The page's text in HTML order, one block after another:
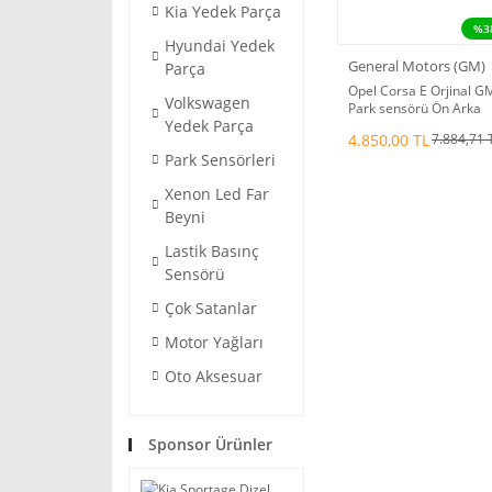
Kia Yedek Parça
Hyundai Yedek
Parça
Volkswagen
Yedek Parça
Park Sensörleri
Xenon Led Far
Beyni
Lastik Basınç
Sensörü
Çok Satanlar
Motor Yağları
Oto Aksesuar
Sponsor Ürünler
General Motors (GM)
Opel Corsa E Orjinal
Park sensörü Ön Arka
4.850,00 TL7.884,71